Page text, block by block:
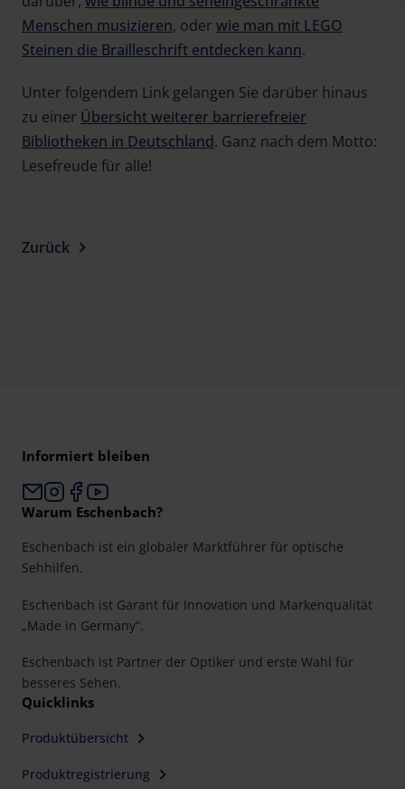
Further information on the procedures used and your
Menschen musizieren, oder wie man mit LEGO
Steinen die Brailleschrift entdecken kann.
Unter folgendem Link gelangen Sie darüber hinaus
zu einer Übersicht weiterer barrierefreier
Bibliotheken in Deutschland. Ganz nach dem Motto:
Lesefreude für alle!
Zurück
Informiert bleiben
Warum Eschenbach?
Eschenbach ist ein globaler Marktführer für optische
Sehhilfen.
Eschenbach ist Garant für Innovation und Markenqualität
„Made in Germany“.
Eschenbach ist Partner der Optiker und erste Wahl für
besseres Sehen.
Quicklinks
Produktübersicht
Produktregistrierung